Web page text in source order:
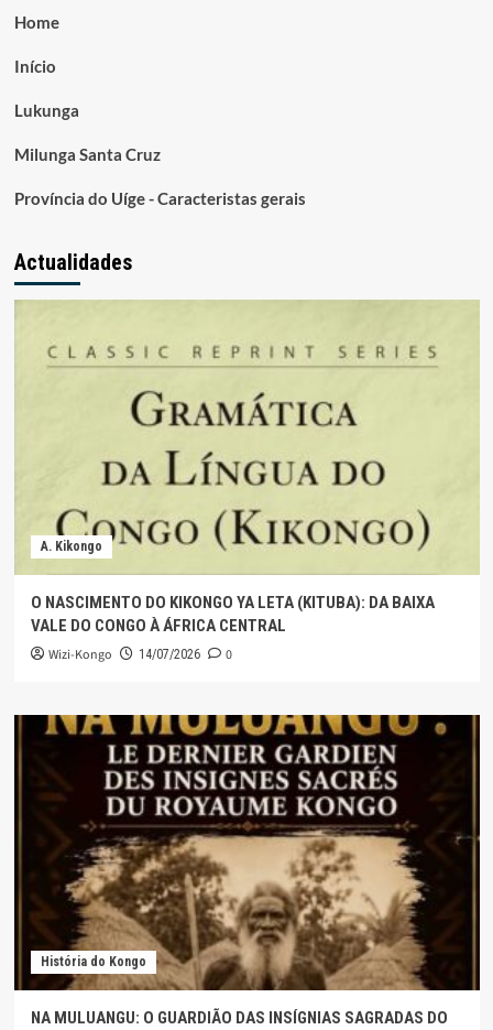
Home
Início
Lukunga
Milunga Santa Cruz
Província do Uíge - Caracteristas gerais
Actualidades
A. Kikongo
O NASCIMENTO DO KIKONGO YA LETA (KITUBA): DA BAIXA
VALE DO CONGO À ÁFRICA CENTRAL
Wizi-Kongo 14/07/2026 0
História do Kongo
NA MULUANGU: O GUARDIÃO DAS INSÍGNIAS SAGRADAS DO